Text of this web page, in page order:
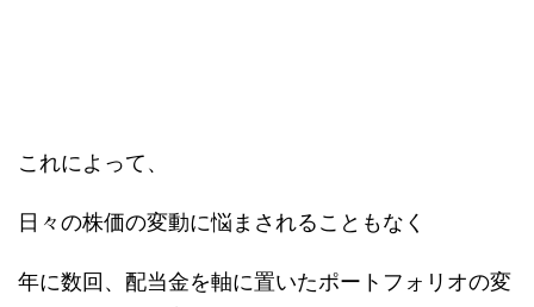
これによって、
日々の株価の変動に悩まされることもなく
年に数回、配当金を軸に置いたポートフォリオの変